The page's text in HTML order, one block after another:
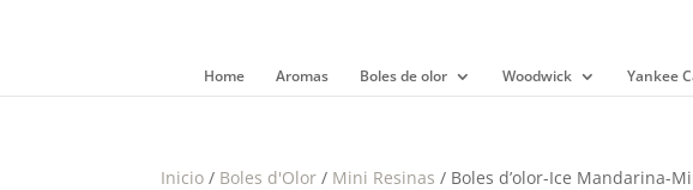
Home Aromas Boles de olor Woodwick Yankee
Inicio / Boles d'Olor / Mini Resinas / Boles d’olor-Ice Mandarina-